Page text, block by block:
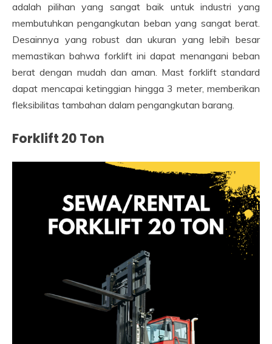
adalah pilihan yang sangat baik untuk industri yang
membutuhkan pengangkutan beban yang sangat berat.
Desainnya yang robust dan ukuran yang lebih besar
memastikan bahwa forklift ini dapat menangani beban
berat dengan mudah dan aman. Mast forklift standard
dapat mencapai ketinggian hingga 3 meter, memberikan
fleksibilitas tambahan dalam pengangkutan barang.
Forklift 20 Ton